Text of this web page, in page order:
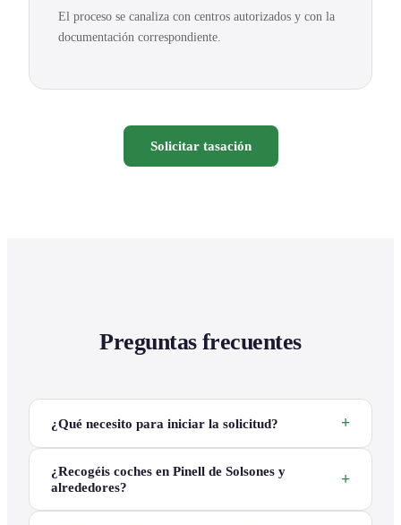
El proceso se canaliza con centros autorizados y con la
documentación correspondiente.
Solicitar tasación
Preguntas frecuentes
¿Qué necesito para iniciar la solicitud?
¿Recogéis coches en Pinell de Solsones y
alrededores?